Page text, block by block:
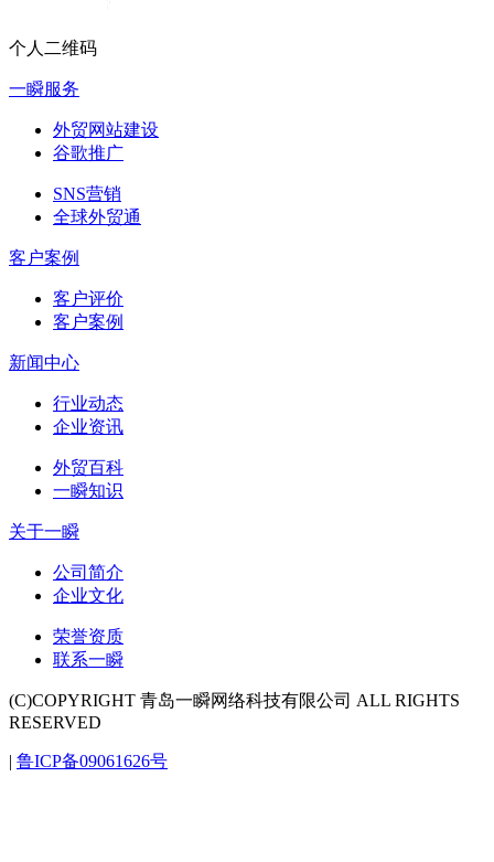
个人二维码
一瞬服务
外贸网站建设
谷歌推广
SNS营销
全球外贸通
客户案例
客户评价
客户案例
新闻中心
行业动态
企业资讯
外贸百科
一瞬知识
关于一瞬
公司简介
企业文化
荣誉资质
联系一瞬
(C)COPYRIGHT 青岛一瞬网络科技有限公司 ALL RIGHTS
RESERVED
| 鲁ICP备09061626号